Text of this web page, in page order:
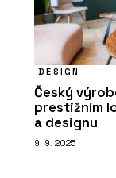
DESIGN
Český
prestižním
a designu
9. 9. 2025